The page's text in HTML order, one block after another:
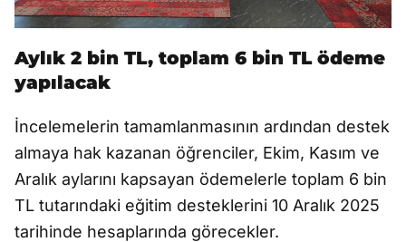
Aylık 2 bin TL, toplam 6 bin TL ödeme
yapılacak
İncelemelerin tamamlanmasının ardından destek
almaya hak kazanan öğrenciler, Ekim, Kasım ve
Aralık aylarını kapsayan ödemelerle toplam 6 bin
TL tutarındaki eğitim desteklerini 10 Aralık 2025
tarihinde hesaplarında görecekler.